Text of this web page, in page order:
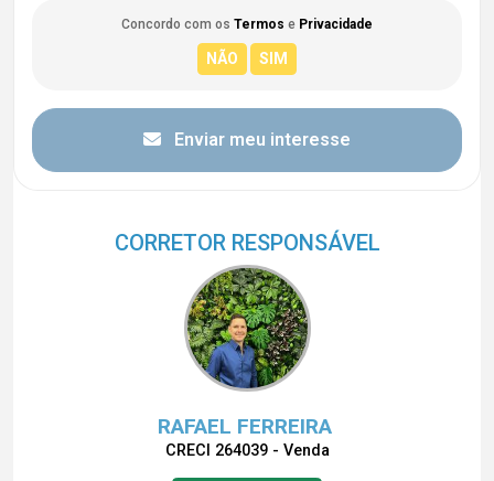
Concordo com os Termos e Privacidade
Enviar meu interesse
CORRETOR RESPONSÁVEL
RAFAEL FERREIRA
CRECI 264039 - Venda